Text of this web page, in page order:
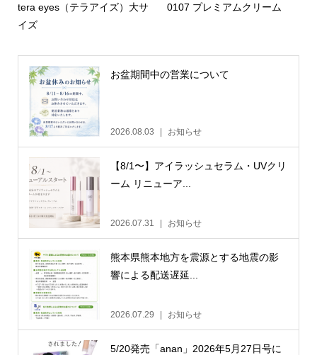
tera eyes（テラアイズ）大サ
イズ
0107 プレミアムクリーム
お盆期間中の営業について
2026.08.03 お知らせ
【8/1〜】アイラッシュセラム・UVクリ
ーム リニューア...
2026.07.31 お知らせ
熊本県熊本地方を震源とする地震の影
響による配送遅延...
2026.07.29 お知らせ
5/20発売「anan」2026年5月27日号に